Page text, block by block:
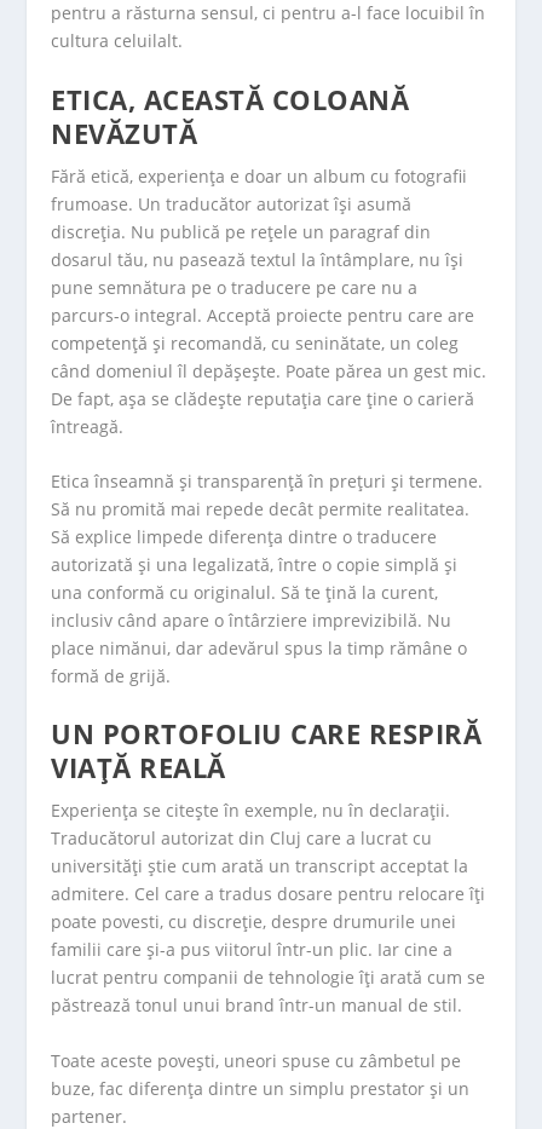
pentru a răsturna sensul, ci pentru a-l face locuibil în
cultura celuilalt.
ETICA, ACEASTĂ COLOANĂ
NEVĂZUTĂ
Fără etică, experiența e doar un album cu fotografii
frumoase. Un traducător autorizat își asumă
discreția. Nu publică pe rețele un paragraf din
dosarul tău, nu pasează textul la întâmplare, nu își
pune semnătura pe o traducere pe care nu a
parcurs-o integral. Acceptă proiecte pentru care are
competență și recomandă, cu seninătate, un coleg
când domeniul îl depășește. Poate părea un gest mic.
De fapt, așa se clădește reputația care ține o carieră
întreagă.
Etica înseamnă și transparență în prețuri și termene.
Să nu promită mai repede decât permite realitatea.
Să explice limpede diferența dintre o traducere
autorizată și una legalizată, între o copie simplă și
una conformă cu originalul. Să te țină la curent,
inclusiv când apare o întârziere imprevizibilă. Nu
place nimănui, dar adevărul spus la timp rămâne o
formă de grijă.
UN PORTOFOLIU CARE RESPIRĂ
VIAȚĂ REALĂ
Experiența se citește în exemple, nu în declarații.
Traducătorul autorizat din Cluj care a lucrat cu
universități știe cum arată un transcript acceptat la
admitere. Cel care a tradus dosare pentru relocare îți
poate povesti, cu discreție, despre drumurile unei
familii care și-a pus viitorul într-un plic. Iar cine a
lucrat pentru companii de tehnologie îți arată cum se
păstrează tonul unui brand într-un manual de stil.
Toate aceste povești, uneori spuse cu zâmbetul pe
buze, fac diferența dintre un simplu prestator și un
partener.